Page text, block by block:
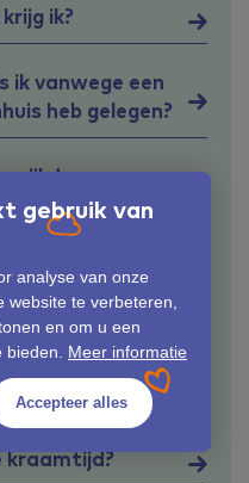
gebruik van
analyse van onze
te verbeteren,
en om u een
Meer informatie
Accepteer alles
ik?
ik vanwege een
heb gelegen?
de
huis is tijdens
kraamtijd?